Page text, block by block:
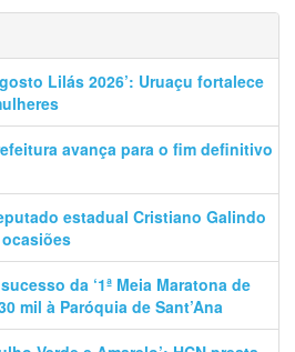
Lilás 2026’: Uruaçu fortalece
avança para o fim definitivo
estadual Cristiano Galindo
da ‘1ª Meia Maratona de
mil à Paróquia de Sant’Ana